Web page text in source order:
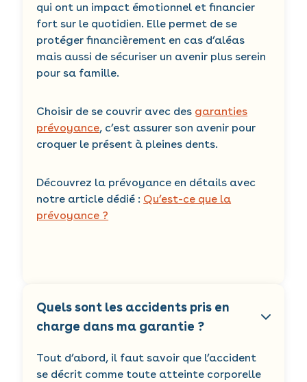
qui ont un impact émotionnel et financier
fort sur le quotidien. Elle permet de se
protéger financièrement en cas d’aléas
mais aussi de sécuriser un avenir plus serein
pour sa famille.
Choisir de se couvrir avec des garanties
prévoyance, c’est assurer son avenir pour
croquer le présent à pleines dents.
Découvrez la prévoyance en détails avec
notre article dédié : Qu’est-ce que la
prévoyance ?
Quels sont les accidents pris en
charge dans ma garantie ?
Tout d’abord, il faut savoir que l’accident
se décrit comme toute atteinte corporelle